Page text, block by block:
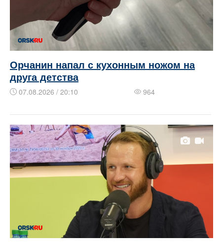
Орчанин напал с кухонным ножом на
друга детства
07.08.2026 / 20:10 964